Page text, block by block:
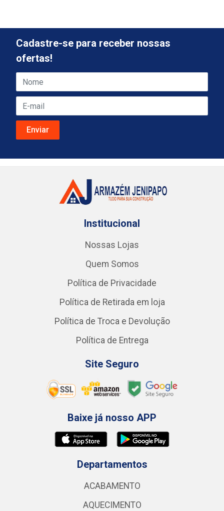
Cadastre-se para receber nossas
ofertas!
Institucional
Nossas Lojas
Quem Somos
Política de Privacidade
Política de Retirada em loja
Política de Troca e Devolução
Política de Entrega
Site Seguro
Baixe já nosso APP
Departamentos
ACABAMENTO
AQUECIMENTO